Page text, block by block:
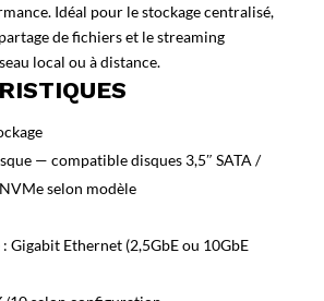
Idéal pour le stockage centralisé,
de fichiers et le streaming
local ou à distance.
— compatible disques 3,5″ SATA /
selon modèle
Gigabit Ethernet (2,5GbE ou 10GbE